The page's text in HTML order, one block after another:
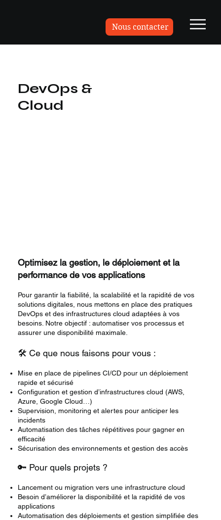
Nous contacter
DevOps &
Cloud
Optimisez la gestion, le déploiement et la
performance de vos applications
Pour garantir la fiabilité, la scalabilité et la rapidité de vos
solutions digitales, nous mettons en place des pratiques
DevOps et des infrastructures cloud adaptées à vos
besoins. Notre objectif : automatiser vos processus et
assurer une disponibilité maximale.
🛠️ Ce que nous faisons pour vous :
Mise en place de pipelines CI/CD pour un déploiement
rapide et sécurisé
Configuration et gestion d’infrastructures cloud (AWS,
Azure, Google Cloud…)
Supervision, monitoring et alertes pour anticiper les
incidents
Automatisation des tâches répétitives pour gagner en
efficacité
Sécurisation des environnements et gestion des accès
🔑 Pour quels projets ?
Lancement ou migration vers une infrastructure cloud
Besoin d’améliorer la disponibilité et la rapidité de vos
applications
Automatisation des déploiements et gestion simplifiée des